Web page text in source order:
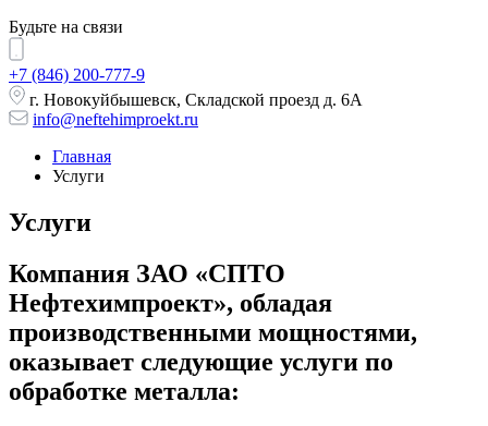
Будьте на связи
+7 (846) 200-777-9
г. Новокуйбышевск, Складской проезд д. 6А
info@neftehimproekt.ru
Главная
Услуги
Услуги
Компания ЗАО «СПТО
Нефтехимпроект», обладая
производственными мощностями,
оказывает следующие услуги по
обработке металла: